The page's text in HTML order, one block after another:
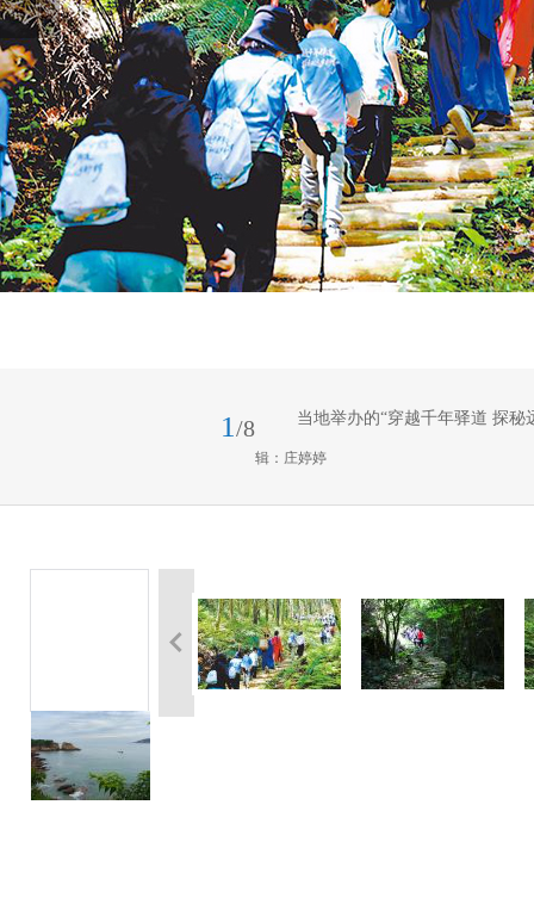
1 /8 当地举办的“穿越千年驿道 探
辑：庄婷婷